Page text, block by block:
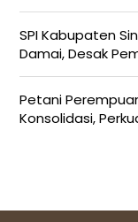
SPI Kabupaten
Damai, Desak
Petani
Konsolidasi,